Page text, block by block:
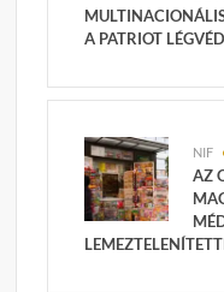
A PATRIOT
NIF
AZ